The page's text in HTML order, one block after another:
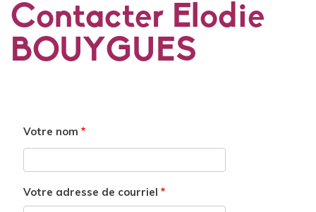
Contacter Elodie
BOUYGUES
Votre nom
Votre adresse de courriel